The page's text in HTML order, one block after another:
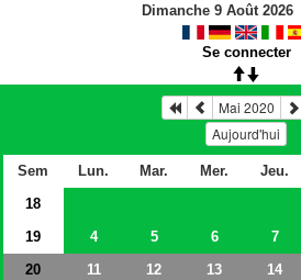
Dimanche 9 Août 2026
Se connecter
Mai 2020
Aujourd'hui
Sem Lun. Mar. Mer. Jeu.
18
19
4 5 6 7
20
11 12 13 14